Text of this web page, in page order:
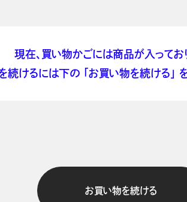
現在、買い物かごには商品が入ってお
続けるには下の 「お買い物を続ける」 を
お買い物を続ける